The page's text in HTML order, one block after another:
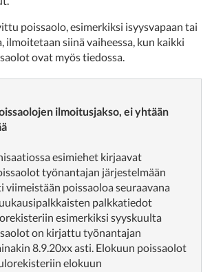
poissaolo, esimerkiksi isyysvapaan tai
ilmoitetaan siinä vaiheessa, kun kaikki
ovat myös tiedossa.
ilmoitusjakso, ei yhtään
esimiehet kirjaavat
työnantajan järjestelmään
viimeistään poissaoloa seuraavana
palkkatiedot
esimerkiksi syyskuulta
on kirjattu työnantajan
8.9.20xx asti. Elokuun poissaolot
elokuun